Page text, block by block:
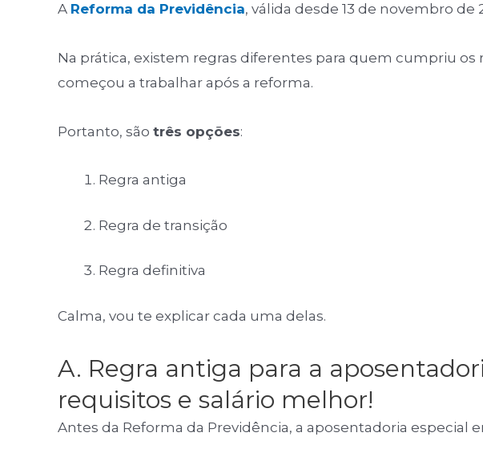
A Reforma da Previdência, válida desde 13 de novembro
Na prática, existem regras diferentes para quem cumpriu
começou a trabalhar após a reforma.
Portanto, são três opções:
Regra antiga
Regra de transição
Regra definitiva
Calma, vou te explicar cada uma delas.
A. Regra antiga para a
requisitos e salário melhor!
Antes da Reforma da Previdência, a aposentadoria especial